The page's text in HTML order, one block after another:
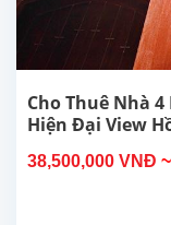
Cho Thuê Nhà 4 Phòng Ngủ Hoàn Toàn Mới, Đẹp,
Hiện Đại View
38,500,000 VNĐ